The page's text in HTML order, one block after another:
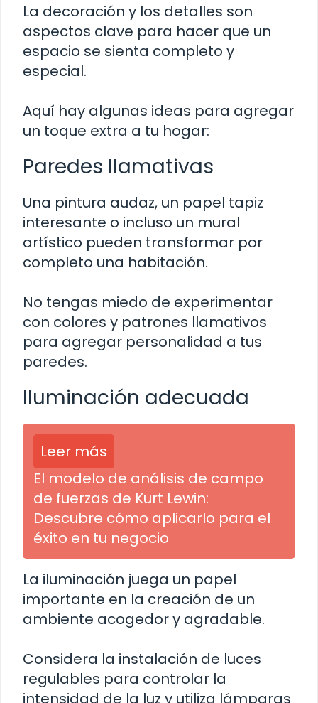
La decoración y los detalles son
aspectos clave para hacer que un
espacio se sienta completo y
especial.
Aquí hay algunas ideas para agregar
un toque extra a tu hogar:
Paredes llamativas
Una pintura audaz, un papel tapiz
interesante o incluso un mural
artístico pueden transformar por
completo una habitación.
No tengas miedo de experimentar
con colores y patrones llamativos
para agregar personalidad a tus
paredes.
Iluminación adecuada
Leer más
El modelo de análisis de campo
de fuerzas de Kurt Lewin:
Descubre cómo aplicarlo para el
éxito en tu negocio
La iluminación juega un papel
importante en la creación de un
ambiente acogedor y agradable.
Considera la instalación de luces
regulables para controlar la
intensidad de la luz y utiliza lámparas